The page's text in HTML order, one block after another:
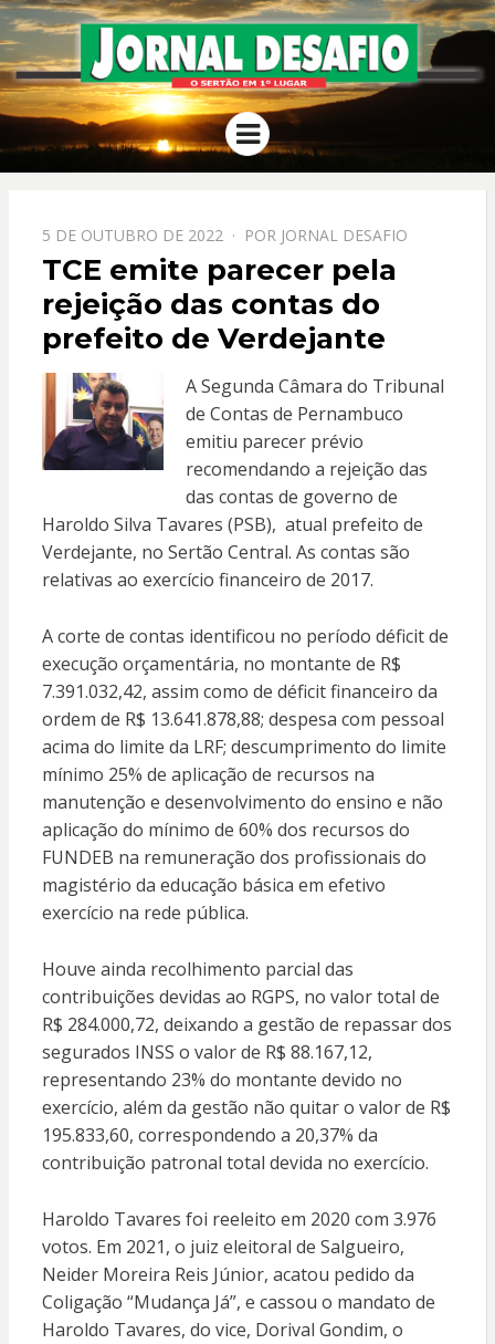
JORNAL
DESAFIO
O Sertão em 1º Lugar
Menu
PPOSTADO
EM
5 DE OUTUBRO DE 2022 POR JORNAL DESAFIO
TCE emite parecer pela
rejeição das contas do
prefeito de Verdejante
A Segunda Câmara do Tribunal
de Contas de Pernambuco
emitiu parecer prévio
recomendando a rejeição das
das contas de governo de
Haroldo Silva Tavares (PSB), atual prefeito de
Verdejante, no Sertão Central. As contas são
relativas ao exercício financeiro de 2017.
A corte de contas identificou no período déficit de
execução orçamentária, no montante de R$
7.391.032,42, assim como de déficit financeiro da
ordem de R$ 13.641.878,88; despesa com pessoal
acima do limite da LRF; descumprimento do limite
mínimo 25% de aplicação de recursos na
manutenção e desenvolvimento do ensino e não
aplicação do mínimo de 60% dos recursos do
FUNDEB na remuneração dos profissionais do
magistério da educação básica em efetivo
exercício na rede pública.
Houve ainda recolhimento parcial das
contribuições devidas ao RGPS, no valor total de
R$ 284.000,72, deixando a gestão de repassar dos
segurados INSS o valor de R$ 88.167,12,
representando 23% do montante devido no
exercício, além da gestão não quitar o valor de R$
195.833,60, correspondendo a 20,37% da
contribuição patronal total devida no exercício.
Haroldo Tavares foi reeleito em 2020 com 3.976
votos. Em 2021, o juiz eleitoral de Salgueiro,
Neider Moreira Reis Júnior, acatou pedido da
Coligação “Mudança Já”, e cassou o mandato de
Haroldo Tavares, do vice, Dorival Gondim, o